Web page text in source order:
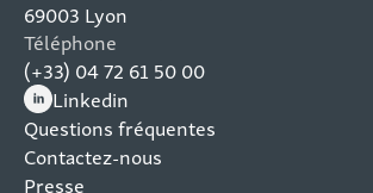
69003 Lyon
Téléphone
(+33) 04 72 61 50 00
Linkedin
(nouvelle fenêtre)
Questions fréquentes
Contactez-nous
Presse